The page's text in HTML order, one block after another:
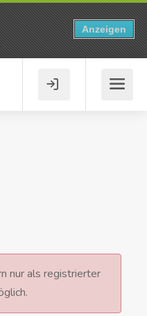
nur als registrierter
Anzeigen